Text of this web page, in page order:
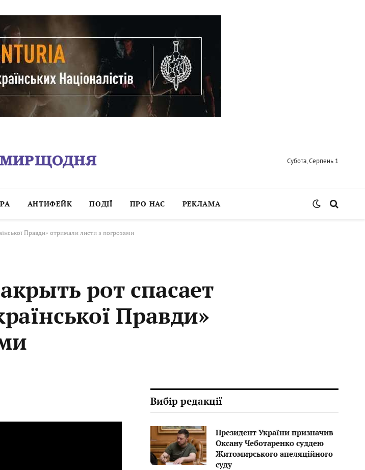
Субота, Серпень 1
АНТИФЕЙК ПОДІЇ ПРО НАС РЕКЛАМА
Правди» отримали листи з погрозами
рот спасает
Правди»
Вибір редакції
Президент України призначив
Оксану Чеботаренко суддею
Житомирського апеляційного
суду